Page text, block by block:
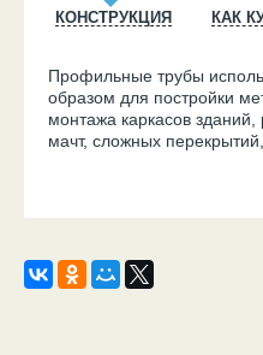
КОНСТРУКЦИЯ
КАК
Профильные трубы
образом для постройки
монтажа каркасов зданий,
мачт, сложных